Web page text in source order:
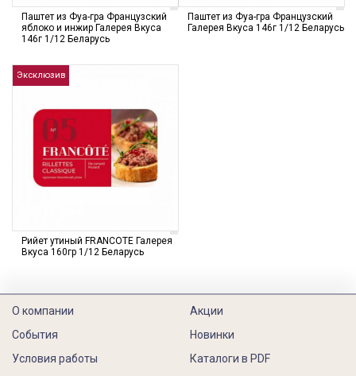
Паштет из Фуа-гра Французский
яблоко и инжир Галерея Вкуса
146г 1/12 Беларусь
Паштет из Фуа-гра Французский
Галерея Вкуса 146г 1/12 Беларусь
Эксклюзив
Рийет утиный FRANCOTE Галерея
Вкуса 160гр 1/12 Беларусь
О компании
События
Условия работы
Акции
Новинки
Каталоги в PDF